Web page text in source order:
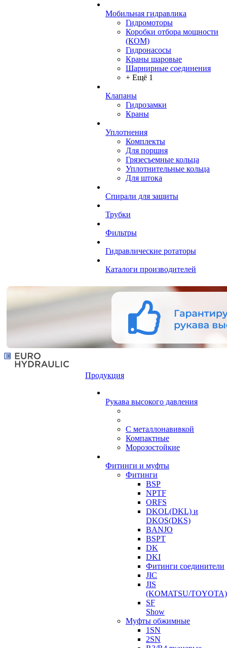
Мобильная гидравлика
Гидромоторы
Коробки отбора мощности
(КОМ)
Гидронасосы
Краны шаровые
Шарнирные соединения
+ Ещё 1
Клапаны
Гидрозамки
Краны
Уплотнения
Комплекты
Для поршня
Грязесъемные кольца
Уплотнительные кольца
Для штока
Спирали для защиты
Трубки
Фильтры
Гидравлические ротаторы
Каталоги производителей
Продукция
Рукава высокого давления
С металлонавивкой
Компактные
Морозостойкие
Фитинги и муфты
Фитинги
BSP
NPTF
ORFS
DKOL(DKL) и
DKOS(DKS)
BANJO
BSPT
DK
DKI
Фитинги соединители
JIC
JIS
(KOMATSU/TOYOTA)
SF
Show
Муфты обжимные
1SN
2SN